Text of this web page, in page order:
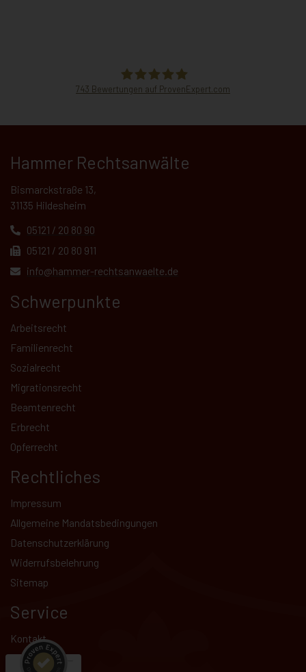
743 Bewertungen auf ProvenExpert.com
Hammer Rechtsanwälte
Bismarckstraße 13,
31135 Hildesheim
05121 / 20 80 90
05121 / 20 80 911
info@hammer-rechtsanwaelte.de
Schwerpunkte
Arbeitsrecht
Familienrecht
Sozialrecht
Migrationsrecht
Beamtenrecht
Erbrecht
Opferrecht
Rechtliches
Impressum
Allgemeine Mandatsbedingungen
Datenschutz­erklärung
Widerrufsbelehrung
Sitemap
Service
Kontakt
Terminbuchung
Kundenbewertungen und Erfahrungen zu
Hammer Rechtsanwälte
209